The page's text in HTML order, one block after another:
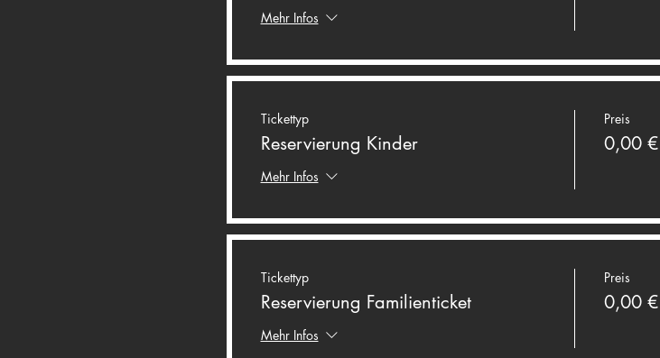
Mehr Infos
Tickettyp
Reservierung Kinder
Mehr Infos
Preis
0,00 €
Tickettyp
Reservierung Familienticket
Mehr Infos
Preis
0,00 €